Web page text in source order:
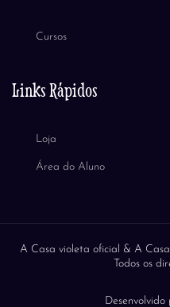
Cursos
Links Rápidos
Loja
Área do Aluno
A Casa violeta oficial & A
Todos os
Desenvolvido